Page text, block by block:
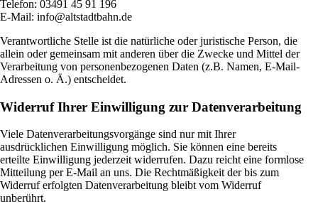
Telefon: 03491 45 91 196
E-Mail: info@altstadtbahn.de
Verantwortliche Stelle ist die natürliche oder juristische Person, die
allein oder gemeinsam mit anderen über die Zwecke und Mittel der
Verarbeitung von personenbezogenen Daten (z.B. Namen, E-Mail-
Adressen o. Ä.) entscheidet.
Widerruf Ihrer Einwilligung zur Datenverarbeitung
Viele Datenverarbeitungsvorgänge sind nur mit Ihrer
ausdrücklichen Einwilligung möglich. Sie können eine bereits
erteilte Einwilligung jederzeit widerrufen. Dazu reicht eine formlose
Mitteilung per E-Mail an uns. Die Rechtmäßigkeit der bis zum
Widerruf erfolgten Datenverarbeitung bleibt vom Widerruf
unberührt.